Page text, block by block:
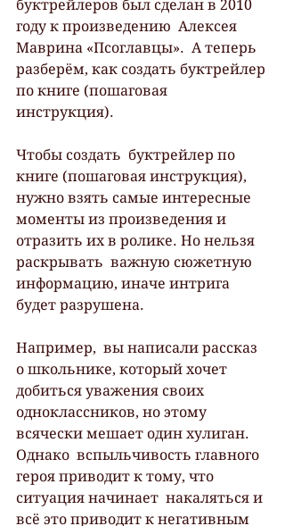
буктрейлеров был сделан в 2010
году к произведению  Алексея
Маврина «Псоглавцы».  А теперь
разберём, как создать буктрейлер
по книге (пошаговая
инструкция).
Чтобы создать  буктрейлер по
книге (пошаговая инструкция),
нужно взять самые интересные
моменты из произведения и
отразить их в ролике. Но нельзя
раскрывать  важную сюжетную
информацию, иначе интрига
будет разрушена.
Например,  вы написали рассказ
о школьнике, который хочет
добиться уважения своих
одноклассников, но этому
всячески мешает один хулиган.
Однако  вспыльчивость главного
героя приводит к тому, что
ситуация начинает  накаляться и
всё это приводит к негативным